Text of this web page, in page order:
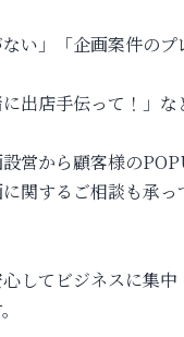
い」「企画案件のプ
出店手伝って！」な
営から顧客様の
関するご相談も承っ
してビジネスに集中